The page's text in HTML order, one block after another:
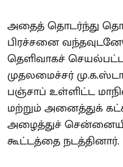
அதைத் தொடர்ந்து
பிரச்சனை
தெளிவாகச்
முதலமைச்சர்
பஞ்சாப் உள்ளிட்ட
மற்றும் அனைத்துக்
அழைத்துச்
கூட்டத்தை நடத்தினார்.